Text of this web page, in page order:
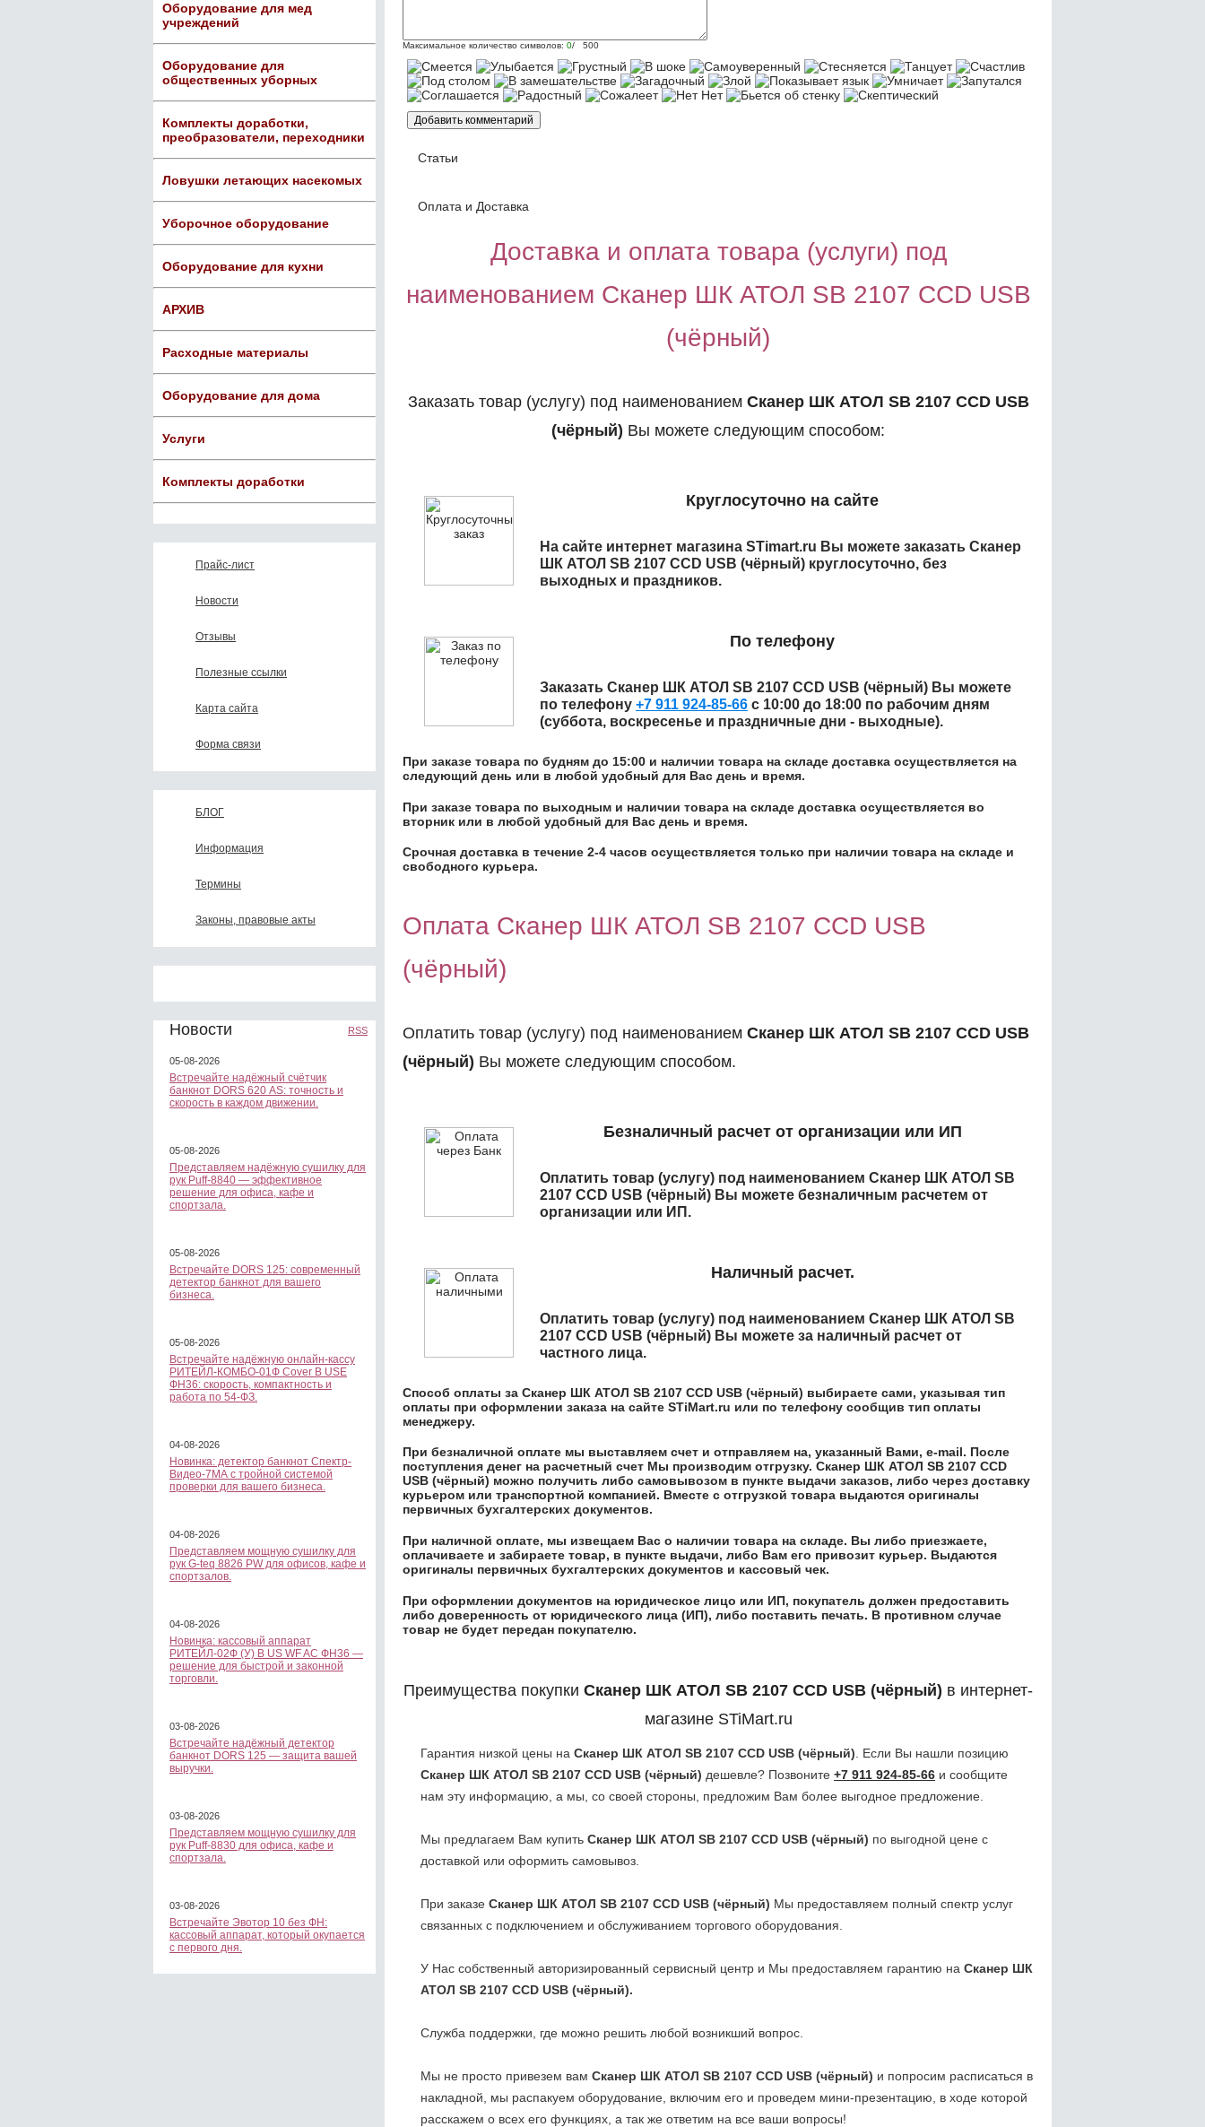
Оборудование для мед
учреждений
Оборудование для
общественных уборных
Комплекты доработки,
преобразователи, переходники
Ловушки летающих насекомых
Уборочное оборудование
Оборудование для кухни
АРХИВ
Расходные материалы
Оборудование для дома
Услуги
Комплекты доработки
Прайс-лист
Новости
Отзывы
Полезные ссылки
Карта сайта
Форма связи
БЛОГ
Информация
Термины
Законы, правовые акты
Новости RSS
05-08-2026
Встречайте надёжный счётчик
банкнот DORS 620 АS: точность и
скорость в каждом движении.
05-08-2026
Представляем надёжную сушилку для
рук Puff-8840 — эффективное
решение для офиса, кафе и
спортзала.
05-08-2026
Встречайте DORS 125: современный
детектор банкнот для вашего
бизнеса.
05-08-2026
Встречайте надёжную онлайн-кассу
РИТЕЙЛ-КОМБО-01Ф Cover B USE
ФН36: скорость, компактность и
работа по 54-ФЗ.
04-08-2026
Новинка: детектор банкнот Спектр-
Видео-7МА с тройной системой
проверки для вашего бизнеса.
04-08-2026
Представляем мощную сушилку для
рук G-teq 8826 PW для офисов, кафе и
спортзалов.
04-08-2026
Новинка: кассовый аппарат
РИТЕЙЛ-02Ф (У) B US WF AC ФН36 —
решение для быстрой и законной
торговли.
03-08-2026
Встречайте надёжный детектор
банкнот DORS 125 — защита вашей
выручки.
03-08-2026
Представляем мощную сушилку для
рук Puff-8830 для офиса, кафе и
спортзала.
03-08-2026
Встречайте Эвотор 10 без ФН:
кассовый аппарат, который окупается
с первого дня.
Максимальное количество символов: 0/ 500
Статьи
Оплата и Доставка
Доставка и оплата товара (услуги) под
наименованием Сканер ШК АТОЛ SB 2107 CCD USB
(чёрный)
Заказать товар (услугу) под наименованием Сканер ШК АТОЛ SB 2107 CCD USB
(чёрный) Вы можете следующим способом:
Круглосуточно на сайте
На сайте интернет магазина STimart.ru Вы можете заказать Сканер
ШК АТОЛ SB 2107 CCD USB (чёрный) круглосуточно, без
выходных и праздников.
По телефону
Заказать Сканер ШК АТОЛ SB 2107 CCD USB (чёрный) Вы можете
по телефону +7 911 924-85-66 с 10:00 до 18:00 по рабочим дням
(суббота, воскресенье и праздничные дни - выходные).
При заказе товара по будням до 15:00 и наличии товара на складе доставка осуществляется на
следующий день или в любой удобный для Вас день и время.
При заказе товара по выходным и наличии товара на складе доставка осуществляется во
вторник или в любой удобный для Вас день и время.
Срочная доставка в течение 2-4 часов осуществляется только при наличии товара на складе и
свободного курьера.
Оплата Сканер ШК АТОЛ SB 2107 CCD USB
(чёрный)
Оплатить товар (услугу) под наименованием Сканер ШК АТОЛ SB 2107 CCD USB
(чёрный) Вы можете следующим способом.
Безналичный расчет от организации или ИП
Оплатить товар (услугу) под наименованием Сканер ШК АТОЛ SB
2107 CCD USB (чёрный) Вы можете безналичным расчетем от
организации или ИП.
Наличный расчет.
Оплатить товар (услугу) под наименованием Сканер ШК АТОЛ SB
2107 CCD USB (чёрный) Вы можете за наличный расчет от
частного лица.
Способ оплаты за Сканер ШК АТОЛ SB 2107 CCD USB (чёрный) выбираете сами, указывая тип
оплаты при оформлении заказа на сайте STiMart.ru или по телефону сообщив тип оплаты
менеджеру.
При безналичной оплате мы выставляем счет и отправляем на, указанный Вами, e-mail. После
поступления денег на расчетный счет Мы производим отгрузку. Сканер ШК АТОЛ SB 2107 CCD
USB (чёрный) можно получить либо самовывозом в пункте выдачи заказов, либо через доставку
курьером или транспортной компанией. Вместе с отгрузкой товара выдаются оригиналы
первичных бухгалтерских документов.
При наличной оплате, мы извещаем Вас о наличии товара на складе. Вы либо приезжаете,
оплачиваете и забираете товар, в пункте выдачи, либо Вам его привозит курьер. Выдаются
оригиналы первичных бухгалтерских документов и кассовый чек.
При оформлении документов на юридическое лицо или ИП, покупатель должен предоставить
либо доверенность от юридического лица (ИП), либо поставить печать. В противном случае
товар не будет передан покупателю.
Преимущества покупки Сканер ШК АТОЛ SB 2107 CCD USB (чёрный) в интернет-
магазине STiMart.ru
Гарантия низкой цены на Сканер ШК АТОЛ SB 2107 CCD USB (чёрный). Если Вы нашли позицию
Сканер ШК АТОЛ SB 2107 CCD USB (чёрный) дешевле? Позвоните +7 911 924-85-66 и сообщите
нам эту информацию, а мы, со своей стороны, предложим Вам более выгодное предложение.
Мы предлагаем Вам купить Сканер ШК АТОЛ SB 2107 CCD USB (чёрный) по выгодной цене с
доставкой или оформить самовывоз.
При заказе Сканер ШК АТОЛ SB 2107 CCD USB (чёрный) Мы предоставляем полный спектр услуг
связанных с подключением и обслуживанием торгового оборудования.
У Нас собственный авторизированный сервисный центр и Мы предоставляем гарантию на Сканер ШК
АТОЛ SB 2107 CCD USB (чёрный).
Служба поддержки, где можно решить любой возникший вопрос.
Мы не просто привезем вам Сканер ШК АТОЛ SB 2107 CCD USB (чёрный) и попросим расписаться в
накладной, мы распакуем оборудование, включим его и проведем мини-презентацию, в ходе которой
расскажем о всех его функциях, а так же ответим на все ваши вопросы!